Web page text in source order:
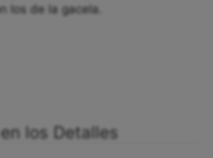
los de la gacela.
los Detalles